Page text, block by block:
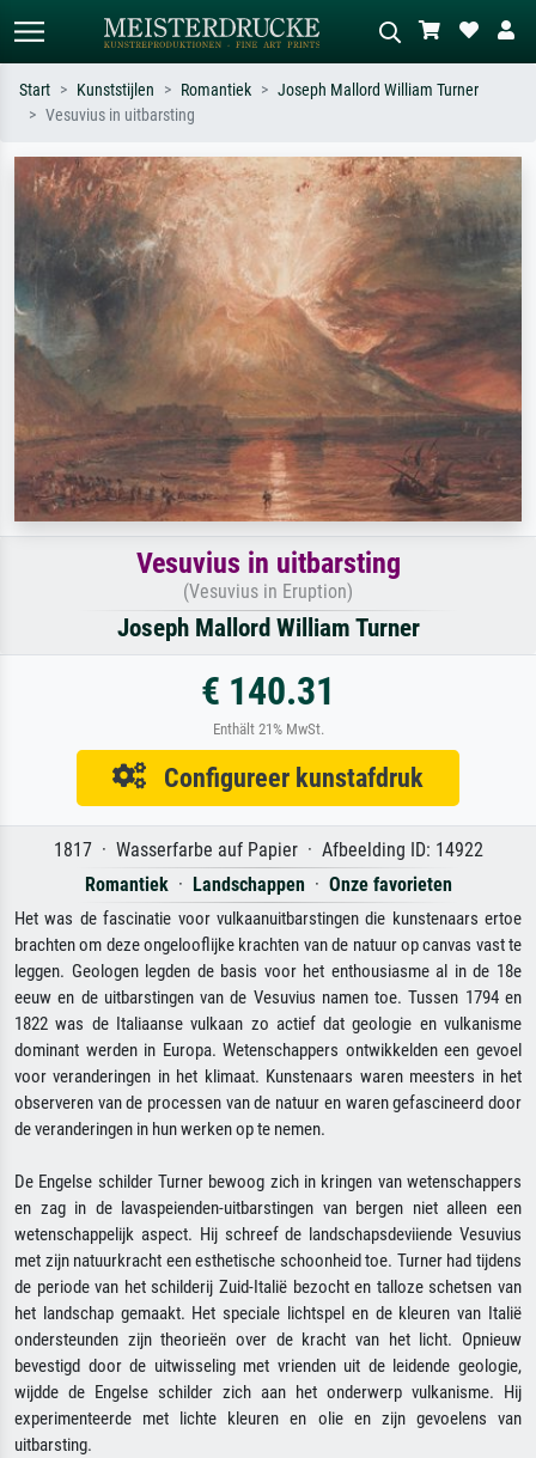
Zoek op kunstenaar, titel of stijl – bijv.
Monet, Sterrennacht, impressionisme,
Hokusai-golf, naakt.
Beschrijf de scène – bijv. groene
weide, abstract met veel rood, donker
olieverfschilderij, staand naakt naast
een boom.
Start Kunststijlen Romantiek
Joseph Mallord William Turner
Vesuvius in uitbarsting
Vesuvius in uitbarsting
(Vesuvius in Eruption)
Joseph Mallord William Turner
€ 140.31
Enthält 21% MwSt.
Configureer kunstafdruk
1817 · Wasserfarbe auf Papier · Afbeelding ID: 14922
Romantiek· Landschappen · Onze favorieten
Het was de fascinatie voor vulkaanuitbarstingen die kunstenaars ertoe
brachten om deze ongelooflijke krachten van de natuur op canvas vast te
leggen. Geologen legden de basis voor het enthousiasme al in de 18e
eeuw en de uitbarstingen van de Vesuvius namen toe. Tussen 1794 en
1822 was de Italiaanse vulkaan zo actief dat geologie en vulkanisme
dominant werden in Europa. Wetenschappers ontwikkelden een gevoel
voor veranderingen in het klimaat. Kunstenaars waren meesters in het
observeren van de processen van de natuur en waren gefascineerd door
de veranderingen in hun werken op te nemen.
De Engelse schilder Turner bewoog zich in kringen van wetenschappers
en zag in de lavaspeienden-uitbarstingen van bergen niet alleen een
wetenschappelijk aspect. Hij schreef de landschapsdeviiende Vesuvius
met zijn natuurkracht een esthetische schoonheid toe. Turner had tijdens
de periode van het schilderij Zuid-Italië bezocht en talloze schetsen van
het landschap gemaakt. Het speciale lichtspel en de kleuren van Italië
ondersteunden zijn theorieën over de kracht van het licht. Opnieuw
bevestigd door de uitwisseling met vrienden uit de leidende geologie,
wijdde de Engelse schilder zich aan het onderwerp vulkanisme. Hij
experimenteerde met lichte kleuren en olie en zijn gevoelens van
uitbarsting.